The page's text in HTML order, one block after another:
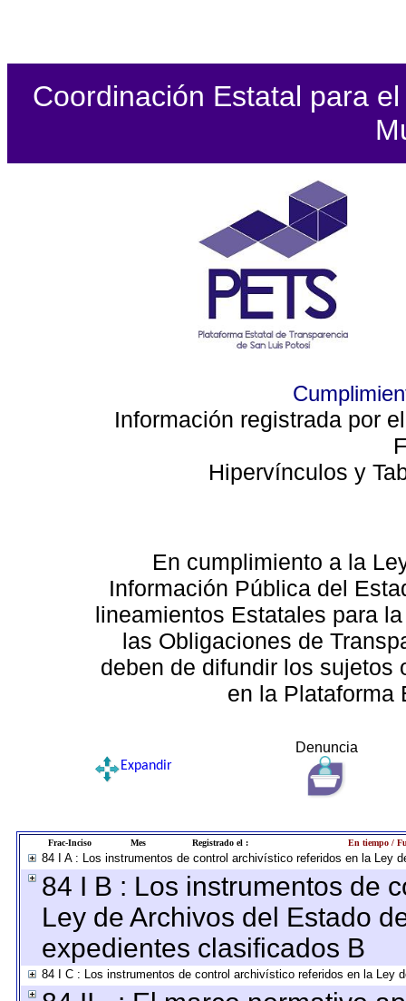
Coordinación Estatal para
Información registrada por
Hipervínculos y
En cumplimiento a la
Información Pública del
lineamientos Estatales para
las Obligaciones de
deben de difundir los sujetos
en la Plataforma
Denuncia
Expandir
Frac-Inciso Mes Registrado el : En tiempo /
84 I A : Los instrumentos de control archivístico referidos en la Ley
84 I B : Los instrumentos de
Ley de Archivos del Estado
expedientes clasificados B
84 I C : Los instrumentos de control archivístico referidos en la Ley